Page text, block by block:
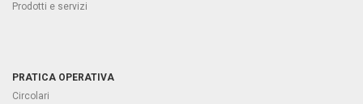
Prodotti e servizi
PRATICA OPERATIVA
Circolari